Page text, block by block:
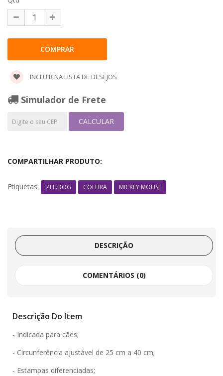
INCLUIR NA LISTA DE DESEJOS
Simulador de Frete
CALCULAR
COMPARTILHAR PRODUTO:
Etiquetas: ZEE.DOG COLEIRA MICKEY MOUSE
DESCRIÇÃO
COMENTÁRIOS (0)
Descrição Do Item
- Indicada para cães;
- Circunferência ajustável de 25 cm a 40 cm;
- Estampas diferenciadas;